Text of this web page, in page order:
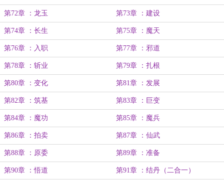
第72章 ：龙玉 第73章 ：建设
第74章 ：长生 第75章 ：魔天
第76章 ：入职 第77章 ：邪道
第78章 ：斩业 第79章 ：扎根
第80章 ：变化 第81章 ：发展
第82章 ：筑基 第83章 ：巨变
第84章 ：魔功 第85章 ：魔兵
第86章 ：拍卖 第87章 ：仙武
第88章 ：原委 第89章 ：准备
第90章 ：悟道 第91章 ：结丹（二合一）